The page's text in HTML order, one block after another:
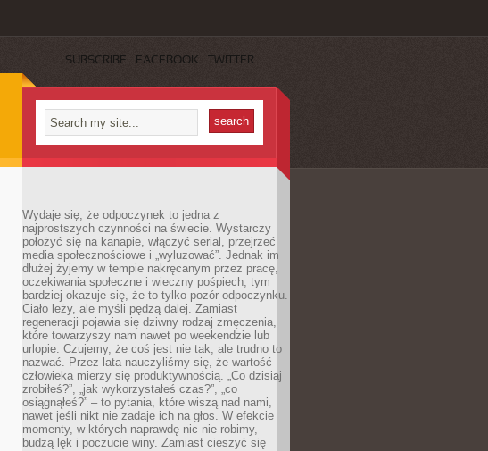
SUBSCRIBE FACEBOOK TWITTER
Wydaje się, że odpoczynek to jedna z
najprostszych czynności na świecie. Wystarczy
położyć się na kanapie, włączyć serial, przejrzeć
media społecznościowe i „wyluzować”. Jednak im
dłużej żyjemy w tempie nakręcanym przez pracę,
oczekiwania społeczne i wieczny pośpiech, tym
bardziej okazuje się, że to tylko pozór odpoczynku.
Ciało leży, ale myśli pędzą dalej. Zamiast
regeneracji pojawia się dziwny rodzaj zmęczenia,
które towarzyszy nam nawet po weekendzie lub
urlopie. Czujemy, że coś jest nie tak, ale trudno to
nazwać. Przez lata nauczyliśmy się, że wartość
człowieka mierzy się produktywnością. „Co dzisiaj
zrobiłeś?”, „jak wykorzystałeś czas?”, „co
osiągnąłeś?” – to pytania, które wiszą nad nami,
nawet jeśli nikt nie zadaje ich na głos. W efekcie
momenty, w których naprawdę nic nie robimy,
budzą lęk i poczucie winy. Zamiast cieszyć się